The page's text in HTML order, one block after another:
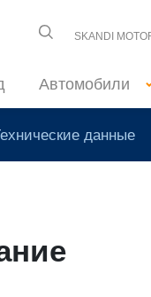
SKANDI
Автомобили
данные